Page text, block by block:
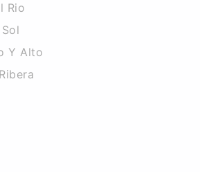
Rio
Y Alto